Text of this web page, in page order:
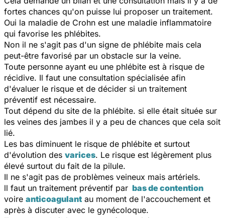
fortes chances qu'on puisse lui proposer un traitement.
Oui la maladie de Crohn est une maladie inflammatoire
qui favorise les phlébites.
Non il ne s'agit pas d'un signe de phlébite mais cela
peut-être favorisé par un obstacle sur la veine.
Toute personne ayant eu une phlébite est à risque de
récidive. Il faut une consultation spécialisée afin
d'évaluer le risque et de décider si un traitement
préventif est nécessaire.
Tout dépend du site de la phlébite. si elle était située sur
les veines des jambes il y a peu de chances que cela soit
lié.
Les bas diminuent le risque de phlébite et surtout
d'évolution des varices. Le risque est légèrement plus
élevé surtout du fait de la pilule.
Il ne s'agit pas de problèmes veineux mais artériels.
ll faut un traitement préventif par bas de contention
voire anticoagulant au moment de l'accouchement et
après à discuter avec le gynécoloque.